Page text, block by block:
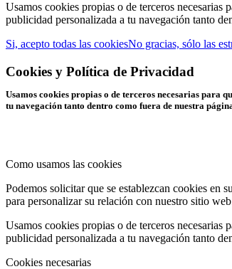
Usamos cookies propias o de terceros necesarias
publicidad personalizada a tu navegación tanto
Si, acepto todas las cookiesNo gracias, sólo las
Cookies y Política de Privacidad
Usamos cookies propias o de terceros necesarias para
tu navegación tanto dentro como fuera de nuestra
Como usamos las cookies
Podemos solicitar que se establezcan cookies en
para personalizar su relación con nuestro sitio
Usamos cookies propias o de terceros necesarias
publicidad personalizada a tu navegación tanto
Cookies necesarias